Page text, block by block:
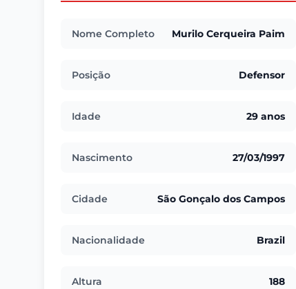
Nome Completo Murilo Cerqueira Paim
Posição Defensor
Idade 29 anos
Nascimento 27/03/1997
Cidade São Gonçalo dos Campos
Nacionalidade Brazil
Altura 188